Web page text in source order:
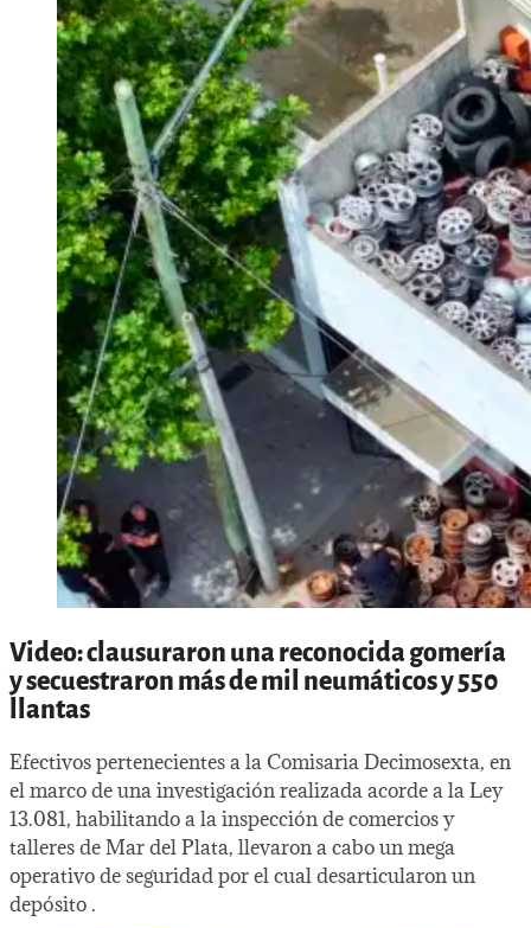
Video: clausuraron una reconocida gomería
y secuestraron más de mil neumáticos y 550
llantas
Efectivos pertenecientes a la Comisaria Decimosexta, en
el marco de una investigación realizada acorde a la Ley
13.081, habilitando a la inspección de comercios y
talleres de Mar del Plata, llevaron a cabo un mega
operativo de seguridad por el cual desarticularon un
depósito .